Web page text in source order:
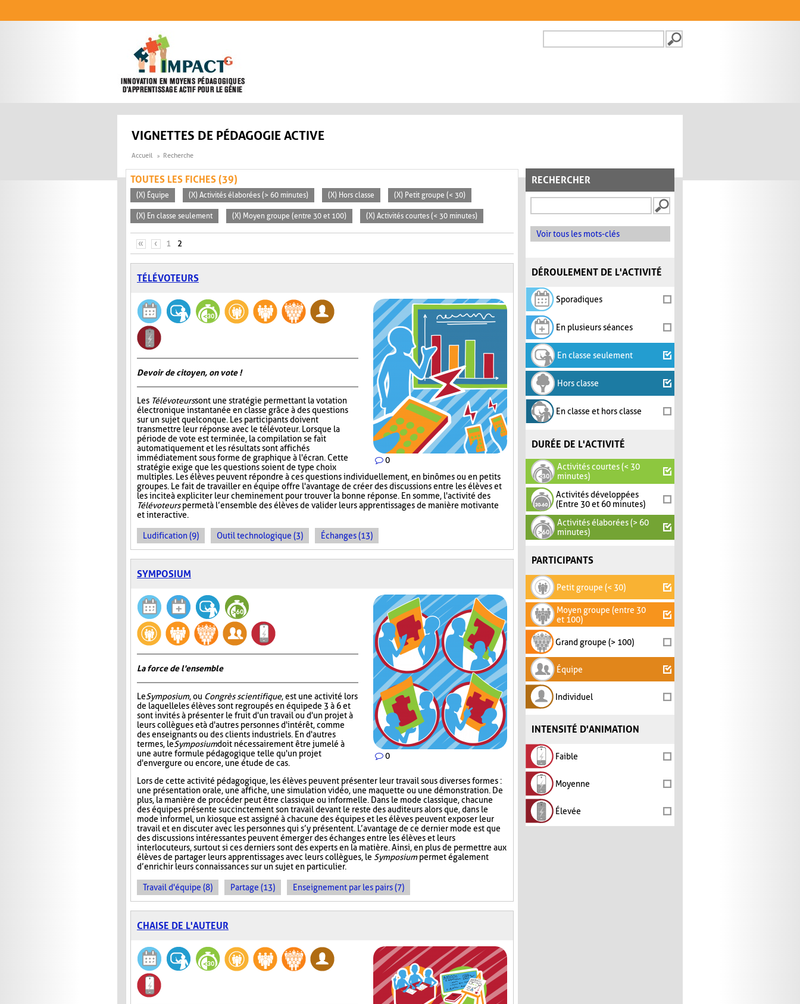
FORMULAIRE DE
VIGNETTES DE PÉDAGOGIE ACTIVE
Accueil Recherche
RECHERCHER
Voir tous les mots-clés
DÉROULEMENT DE L'ACTIVITÉ
Sporadiques
En plusieurs séances
En classe seulement
Hors classe
En classe et hors classe
DURÉE DE L'ACTIVITÉ
Activités courtes (< 30
minutes)
Activités développées
(Entre 30 et 60 minutes)
Activités élaborées (> 60
minutes)
PARTICIPANTS
Petit groupe (< 30)
Moyen groupe (entre 30
et 100)
Grand groupe (> 100)
Équipe
Individuel
INTENSITÉ D'ANIMATION
Faible
Moyenne
Élevée
TOUTES LES FICHES (39)
(X) Équipe (X) Activités élaborées (> 60 minutes) (X) Hors classe (X) Petit groupe (< 30)
(X) En classe seulement (X) Moyen groupe (entre 30 et 100) (X) Activités courtes (< 30 minutes)
PAGES
« ‹ 1 2
TÉLÉVOTEURS
0
Devoir de citoyen, on vote !
Les Télévoteurssont une stratégie permettant la votation
électronique instantanée en classe grâce à des questions
sur un sujet quelconque. Les participants doivent
transmettre leur réponse avec le télévoteur. Lorsque la
période de vote est terminée, la compilation se fait
automatiquement et les résultats sont affichés
immédiatement sous forme de graphique à l'écran. Cette
stratégie exige que les questions soient de type choix
multiples. Les élèves peuvent répondre à ces questions individuellement, en binômes ou en petits
groupes. Le fait de travailler en équipe offre l'avantage de créer des discussions entre les élèves et
les incite à expliciter leur cheminement pour trouver la bonne réponse. En somme, l'activité des
Télévoteurspermet à l’ensemble des élèves de valider leurs apprentissages de manière motivante
et interactive.
Ludification (9) Outil technologique (3) Échanges (13)
SYMPOSIUM
0
La force de l'ensemble
LeSymposium, ou Congrès scientifique, est une activité lors
de laquelle les élèves sont regroupés en équipe de 3 à 6 et
sont invités à présenter le fruit d'un travail ou d'un projet à
leurs collègues et à d'autres personnes d'intérêt, comme
des enseignants ou des clients industriels. En d'autres
termes, leSymposiumdoit nécessairement être jumelé à
une autre formule pédagogique telle qu'un projet
d'envergure ou encore, une étude de cas.
Lors de cette activité pédagogique, les élèves peuvent présenter leur travail sous diverses formes :
une présentation orale, une affiche, une simulation vidéo, une maquette ou une démonstration. De
plus, la manière de procéder peut être classique ou informelle. Dans le mode classique, chacune
des équipes présente succinctement son travail devant le reste des auditeurs alors que, dans le
mode informel, un kiosque est assigné à chacune des équipes et les élèves peuvent exposer leur
travail et en discuter avec les personnes qui s’y présentent. L’avantage de ce dernier mode est que
des discussions intéressantes peuvent émerger des échanges entre les élèves et leurs
interlocuteurs, surtout si ces derniers sont des experts en la matière. Ainsi, en plus de permettre aux
élèves de partager leurs apprentissages avec leurs collègues, le Symposiumpermet également
d’enrichir leurs connaissances sur un sujet en particulier.
Travail d'équipe (8) Partage (13) Enseignement par les pairs (7)
CHAISE DE L'AUTEUR